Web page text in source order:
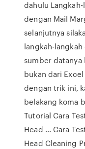
dahulu
dengan Mail
selanjutnya
langkah-langkah
sumber datanya
bukan dari
dengan trik ini,
belakang koma
Tutorial Cara
Head ... Cara
Head Cleaning